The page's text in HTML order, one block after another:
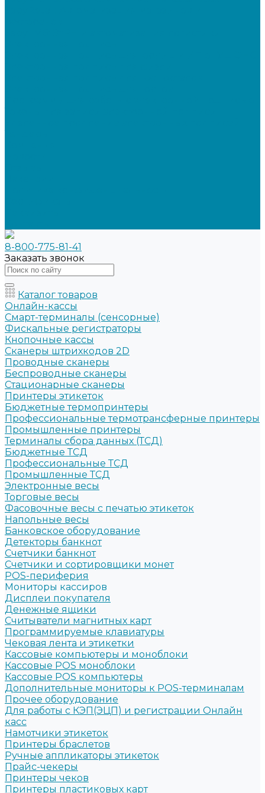
8-800-775-81-41
Заказать звонок
Каталог товаров
Онлайн-кассы
Смарт-терминалы (сенсорные)
Фискальные регистраторы
Кнопочные кассы
Сканеры штрихкодов 2D
Проводные сканеры
Беспроводные сканеры
Стационарные сканеры
Принтеры этикеток
Бюджетные термопринтеры
Профессиональные термотрансферные принтеры
Промышленные принтеры
Терминалы сбора данных (ТСД)
Бюджетные ТСД
Профессиональные ТСД
Промышленные ТСД
Электронные весы
Торговые весы
Фасовочные весы с печатью этикеток
Напольные весы
Банковское оборудование
Детекторы банкнот
Счетчики банкнот
Счетчики и сортировщики монет
POS-периферия
Мониторы кассиров
Дисплеи покупателя
Денежные ящики
Считыватели магнитных карт
Программируемые клавиатуры
Чековая лента и этикетки
Кассовые компьютеры и моноблоки
Кассовые POS моноблоки
Кассовые POS компьютеры
Дополнительные мониторы к POS-терминалам
Прочее оборудование
Для работы с КЭП(ЭЦП) и регистрации Онлайн
касс
Намотчики этикеток
Принтеры браслетов
Ручные аппликаторы этикеток
Прайс-чекеры
Принтеры чеков
Принтеры пластиковых карт